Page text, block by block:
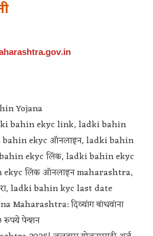
Yojana
bahin ekyc link,ladki bahin
ekyc ऑनलाइन,ladki bahin
ekyc लिंक,ladki bahin ekyc
लिंक ऑनलाइन maharashtra,
,ladki bahin kyc last date
Maharashtra: दिव्यांग बांधवांना
पेन्शन